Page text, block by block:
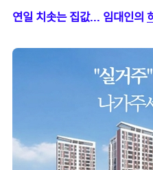
연일 치솟는 집값... 임대인의